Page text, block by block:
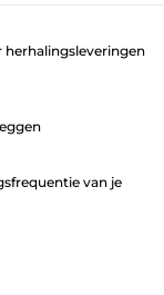
herhalingsleveringen
van je